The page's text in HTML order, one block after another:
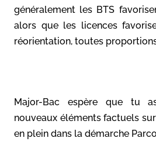
généralement les BTS
alors que les licences
réorientation, toutes
Major-Bac espère que tu
nouveaux éléments factuels
en plein dans la démarche